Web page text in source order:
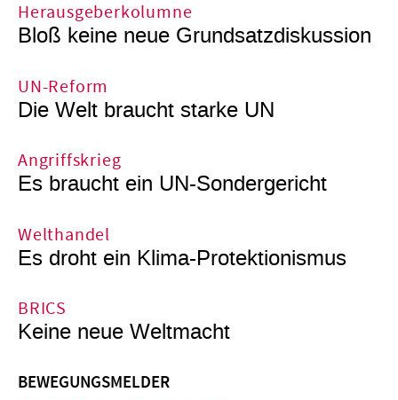
Herausgeberkolumne
Bloß keine neue Grundsatzdiskussion
UN-Reform
Die Welt braucht starke UN
Angriffskrieg
Es braucht ein UN-Sondergericht
Welthandel
Es droht ein Klima-Protektionismus
BRICS
Keine neue Weltmacht
BEWEGUNGSMELDER